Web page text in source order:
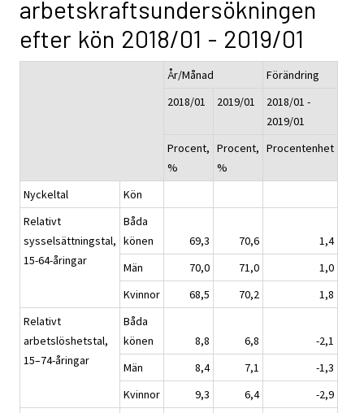
arbetskraftsundersökningen
efter kön 2018/01 - 2019/01
År/Månad
Förändring
2018/01
2019/01
2018/01 -
2019/01
Procent,
%
Procent,
%
Procentenhet
Nyckeltal
Kön
Relativt
sysselsättningstal,
15-64-åringar
Båda
könen
69,3 70,6
1,4
Män
70,0 71,0
1,0
Kvinnor
68,5 70,2
1,8
Relativt
arbetslöshetstal,
15–74-åringar
Båda
könen
8,8 6,8
-2,1
Män
8,4 7,1
-1,3
Kvinnor
9,3 6,4
-2,9